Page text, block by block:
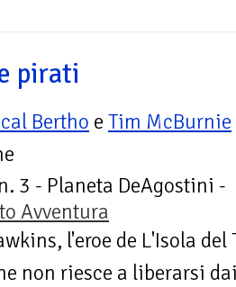
pirati
Bertho e Tim McBurnie
n. 3 - Planeta DeAgostini -
Avventura
l'eroe de L'Isola del
non riesce a liberarsi